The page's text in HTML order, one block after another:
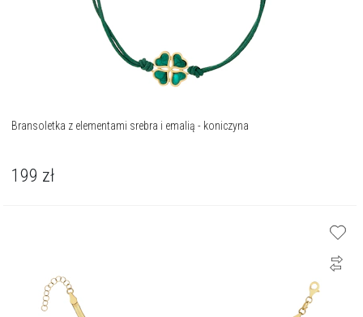
Bransoletka z elementami srebra i emalią - koniczyna
199 zł